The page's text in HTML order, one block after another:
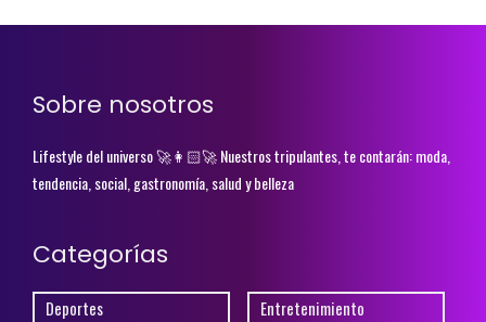
Sobre nosotros
Lifestyle del universo 🚀👩🏻‍🚀 Nuestros tripulantes, te contarán: moda,
tendencia, social, gastronomía, salud y belleza
Categorías
Deportes Entretenimiento